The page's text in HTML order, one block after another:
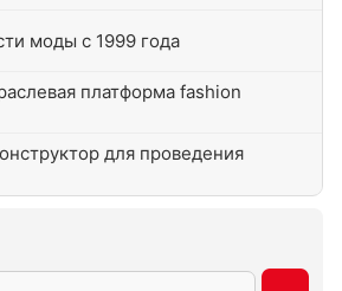
моды с 1999 года
платформа fashion
для проведения